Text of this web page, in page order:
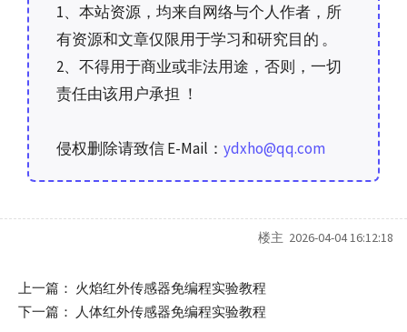
1、本站资源，均来自网络与个人作者，所
有资源和文章仅限用于学习和研究目的 。
2、不得用于商业或非法用途，否则，一切
责任由该用户承担 ！
侵权删除请致信 E-Mail： ydxho@qq.com
楼主 2026-04-04 16:12:18
上一篇： 火焰红外传感器免编程实验教程
下一篇： 人体红外传感器免编程实验教程